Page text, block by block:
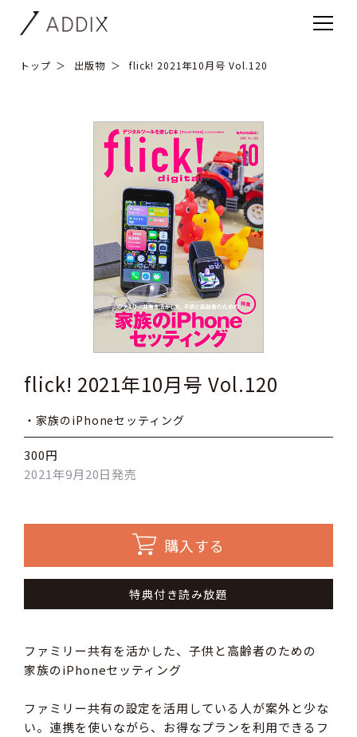
トップ 出版物 flick! 2021年10月号 Vol.120
flick! 2021年10月号 Vol.120
・家族のiPhoneセッティング
300円
2021年9月20日発売
購入する
特典付き読み放題
ファミリー共有を活かした、子供と高齢者のための
家族のiPhoneセッティング
ファミリー共有の設定を活用している人が案外と少な
い。連携を使いながら、お得なプランを利用できるフ